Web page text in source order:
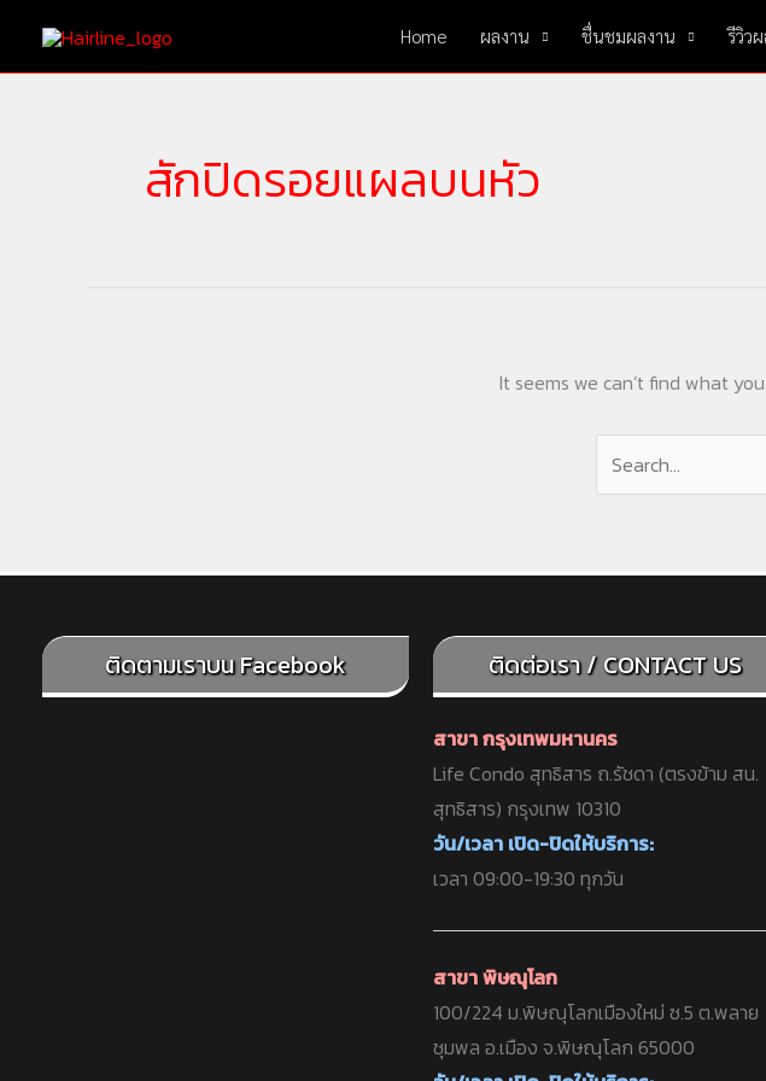
Home ผลงาน ชื่นชมผลงาน รีวิว
สักปิดรอยแผลบนหัว
It seems we can’t find what
for:
ติดตามเราบน Facebook ติดต่อเรา / CONTACT US
สาขา กรุงเทพมหานคร
Life Condo สุทธิสาร ถ.รัชดา (ตรงข้าม สน.
สุทธิสาร) กรุงเทพ 10310
วัน/เวลา เปิด-ปิดให้บริการ:
เวลา 09:00-19:30 ทุกวัน
สาขา พิษณุโลก
100/224 ม.พิษณุโลกเมืองใหม่ ซ.5 ต.พลาย
ชุมพล อ.เมือง จ.พิษณุโลก 65000